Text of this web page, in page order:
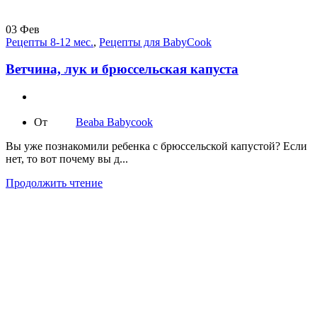
03 Фев
Рецепты 8-12 мес., Рецепты для BabyCook
Ветчина, лук и брюссельская капуста
От
Beaba Babycook
Вы уже познакомили ребенка с брюссельской капустой? Если
нет, то вот почему вы д...
Продолжить чтение